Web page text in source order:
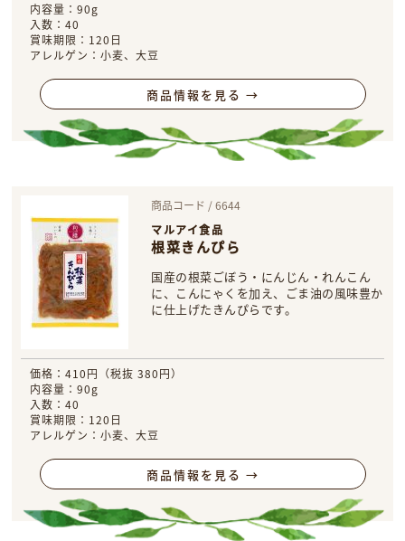
内容量：90g
入数：40
賞味期限：120日
アレルゲン：小麦、大豆
商品情報を見る →
商品コード / 6644
マルアイ食品
根菜きんぴら
国産の根菜ごぼう・にんじん・れんこん
に、こんにゃくを加え、ごま油の風味豊か
に仕上げたきんぴらです。
価格：410円（税抜 380円）
内容量：90g
入数：40
賞味期限：120日
アレルゲン：小麦、大豆
商品情報を見る →